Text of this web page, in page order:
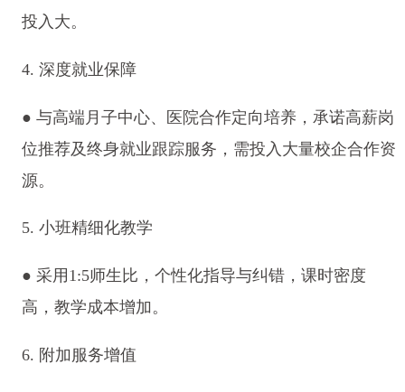
投入大。
4. 深度就业保障
● 与高端月子中心、医院合作定向培养，承诺高薪岗
位推荐及终身就业跟踪服务，需投入大量校企合作资
源。
5. 小班精细化教学
● 采用1:5师生比，个性化指导与纠错，课时密度
高，教学成本增加。
6. 附加服务增值